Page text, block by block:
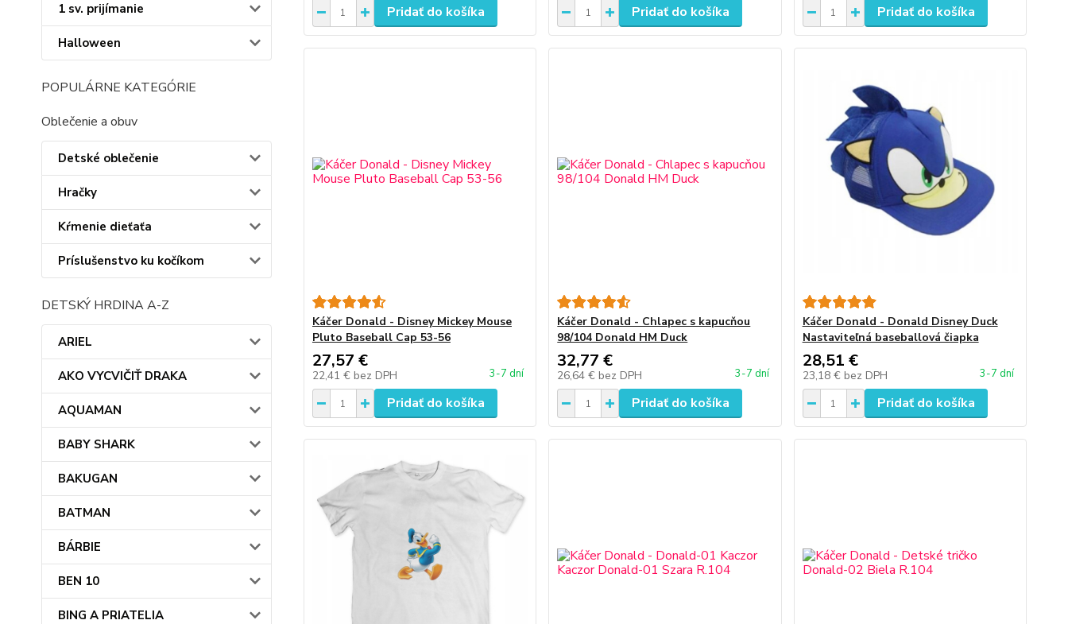
1 sv. prijímanie
Halloween
POPULÁRNE KATEGÓRIE
Oblečenie a obuv
Detské oblečenie
Hračky
Kŕmenie dieťaťa
Príslušenstvo ku kočíkom
DETSKÝ HRDINA A-Z
ARIEL
AKO VYCVIČIŤ DRAKA
AQUAMAN
BABY SHARK
BAKUGAN
BATMAN
BÁRBIE
BEN 10
BING A PRIATELIA
Pridať do košíka Pridať do košíka Pridať do košíka
Káčer Donald - Disney Mickey Mouse
Pluto Baseball Cap 53-56
27,57 €
22,41 € bez DPH 3-7 dní
Pridať do košíka
Káčer Donald - Chlapec s kapucňou
98/104 Donald HM Duck
32,77 €
26,64 € bez DPH 3-7 dní
Pridať do košíka
Káčer Donald - Donald Disney Duck
Nastaviteľná baseballová čiapka
28,51 €
23,18 € bez DPH 3-7 dní
Pridať do košíka